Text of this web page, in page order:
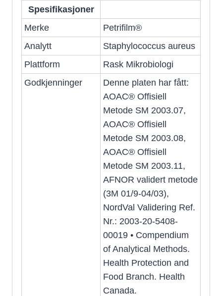
Spesifikasjoner
Merke
Petrifilm®
Analytt
Staphylococcus aureus
Plattform
Rask Mikrobiologi
Godkjenninger
Denne platen har fått:
AOAC® Offisiell
Metode SM 2003.07,
AOAC® Offisiell
Metode SM 2003.08,
AOAC® Offisiell
Metode SM 2003.11,
AFNOR validert metode
(3M 01/9-04/03),
NordVal Validering Ref.
Nr.: 2003-20-5408-
00019 • Compendium
of Analytical Methods.
Health Protection and
Food Branch. Health
Canada.